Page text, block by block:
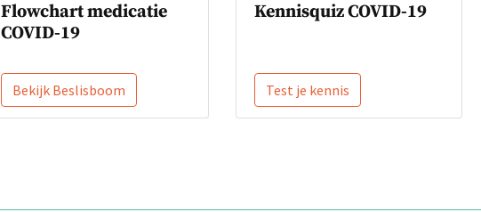
Flowchart medicatie
COVID-19
Bekijk Beslisboom
Kennisquiz COVID-19
Test je kennis